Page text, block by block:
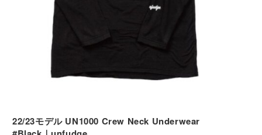
22/23モデル UN1000 Crew Neck Underwear